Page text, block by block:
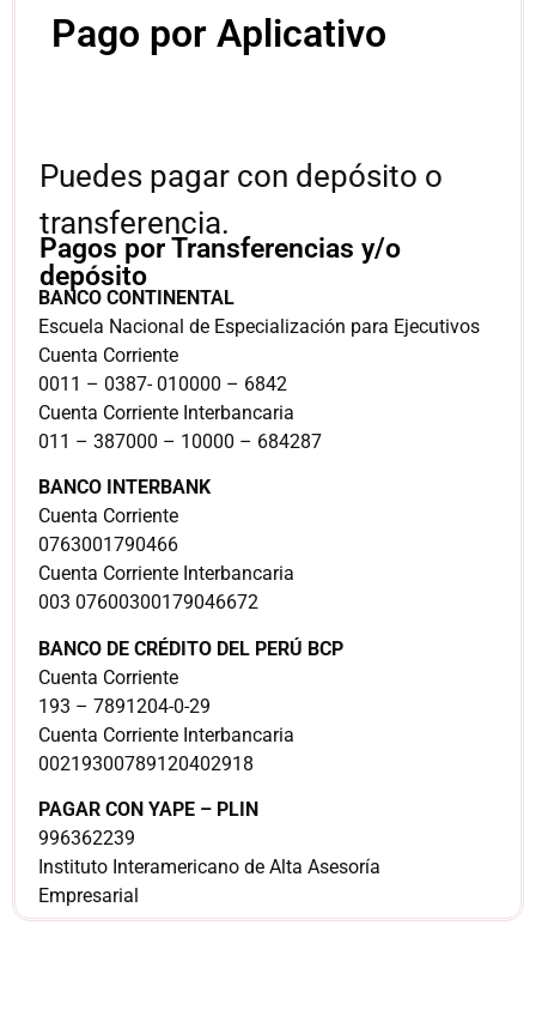
Pago por Aplicativo
Puedes pagar con depósito o
transferencia.
BANCO CONTINENTAL
Escuela Nacional de Especialización para Ejecutivos
Cuenta Corriente
0011 – 0387- 010000 – 6842
Cuenta Corriente Interbancaria
011 – 387000 – 10000 – 684287
BANCO INTERBANK
Cuenta Corriente
0763001790466
Cuenta Corriente Interbancaria
003 07600300179046672
BANCO DE CRÉDITO DEL PERÚ BCP
Cuenta Corriente
193 – 7891204-0-29
Cuenta Corriente Interbancaria
00219300789120402918
PAGAR CON YAPE – PLIN
996362239
Instituto Interamericano de Alta Asesoría
Empresarial
Pagos por Transferencias y/o
depósito